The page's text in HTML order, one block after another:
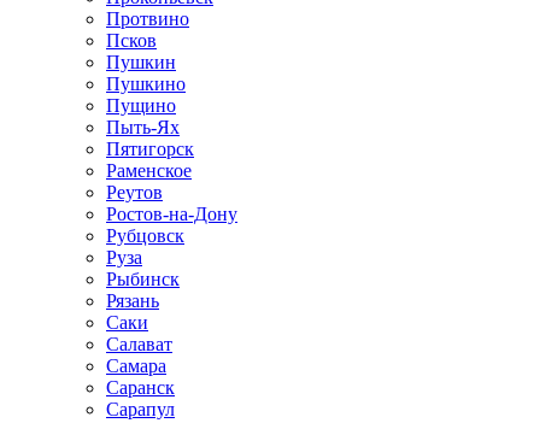
Протвино
Псков
Пушкин
Пушкино
Пущино
Пыть-Ях
Пятигорск
Раменское
Реутов
Ростов-на-Дону
Рубцовск
Руза
Рыбинск
Рязань
Саки
Салават
Самара
Саранск
Сарапул